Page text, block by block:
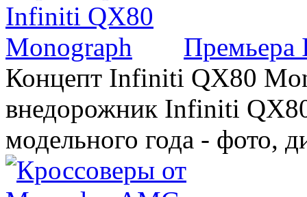
Премьера
Концепт Infiniti QX80
внедорожник Infiniti
модельного года - фото,